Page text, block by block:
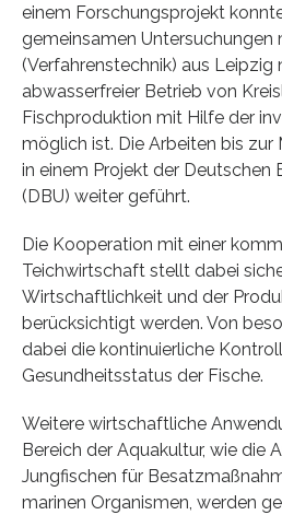
einem Forschungsprojekt
gemeinsamen Untersuchungen
(Verfahrenstechnik) aus Leipzig
abwasserfreier Betrieb von
Fischproduktion mit Hilfe der
möglich ist. Die Arbeiten bis zur
in einem Projekt der
(DBU) weiter geführt.
Die Kooperation mit einer
Teichwirtschaft stellt dabei
Wirtschaftlichkeit und der
berücksichtigt werden. Von
dabei die kontinuierliche
Gesundheitsstatus der Fische.
Weitere wirtschaftliche
Bereich der Aquakultur, wie die
Jungfischen für
marinen Organismen, werden